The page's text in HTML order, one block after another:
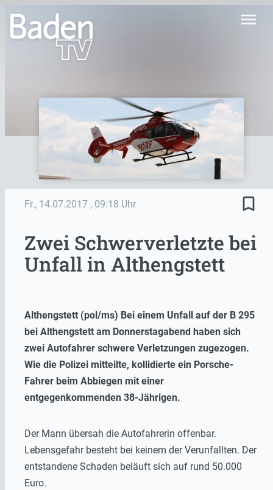
menu
Fr., 14.07.2017 , 09:18 Uhr bookmark_border
Zwei Schwerverletzte bei
Unfall in Althengstett
Althengstett (pol/ms) Bei einem Unfall auf der B 295
bei Althengstett am Donnerstagabend haben sich
zwei Autofahrer schwere Verletzungen zugezogen.
Wie die Polizei mitteilte, kollidierte ein Porsche-
Fahrer beim Abbiegen mit einer
entgegenkommenden 38-Jährigen.
Der Mann übersah die Autofahrerin offenbar.
Lebensgefahr besteht bei keinem der Verunfallten. Der
entstandene Schaden beläuft sich auf rund 50.000
Euro.